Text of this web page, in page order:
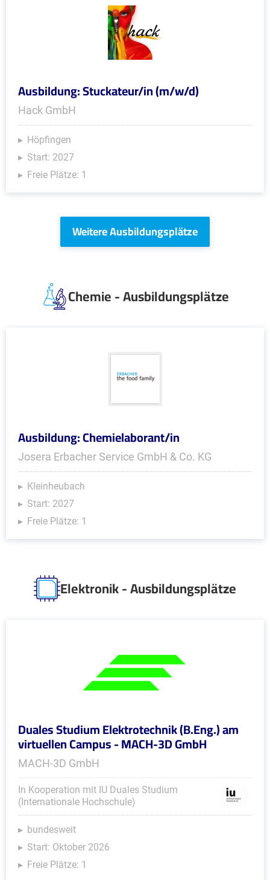
Ausbildung: Stuckateur/in (m/w/d)
Hack GmbH
Höpfingen
Start: 2027
Freie Plätze: 1
Weitere Ausbildungsplätze
Chemie - Ausbildungsplätze
Ausbildung: Chemielaborant/in
Josera Erbacher Service GmbH & Co. KG
Kleinheubach
Start: 2027
Freie Plätze: 1
Elektronik - Ausbildungsplätze
Duales Studium Elektrotechnik (B.Eng.) am
virtuellen Campus - MACH-3D GmbH
MACH-3D GmbH
In Kooperation mit IU Duales Studium
(Internationale Hochschule)
bundesweit
Start: Oktober 2026
Freie Plätze: 1